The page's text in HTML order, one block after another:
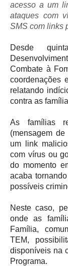
acesso a um
ataques com
SMS com links
Desde
Combate à
coordenações
relatando
contra as
As famílias
(mensagem
um link
com vírus ou
do momento
acaba
possíveis
Neste caso,
onde as
Família,
TEM,
disponíveis na
Programa.